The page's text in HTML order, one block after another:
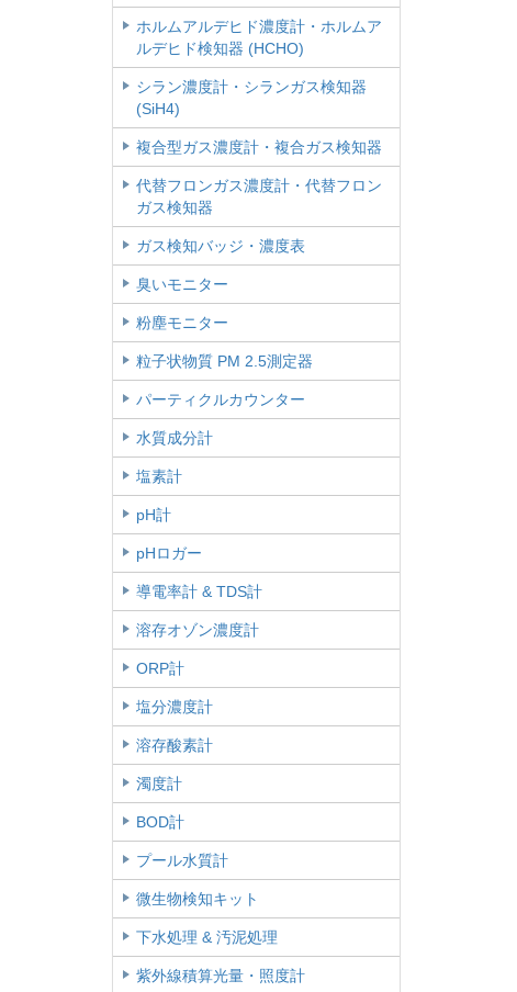
ホルムアルデヒド濃度計・ホルムア
ルデヒド検知器 (HCHO)
シラン濃度計・シランガス検知器
(SiH4)
複合型ガス濃度計・複合ガス検知器
代替フロンガス濃度計・代替フロン
ガス検知器
ガス検知バッジ・濃度表
臭いモニター
粉塵モニター
粒子状物質 PM 2.5測定器
パーティクルカウンター
水質成分計
塩素計
pH計
pHロガー
導電率計 & TDS計
溶存オゾン濃度計
ORP計
塩分濃度計
溶存酸素計
濁度計
BOD計
プール水質計
微生物検知キット
下水処理 & 汚泥処理
紫外線積算光量・照度計